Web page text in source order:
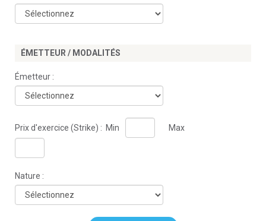
ÉMETTEUR / MODALITÉS
Émetteur :
Prix d'exercice (Strike) : Min Max
Nature :